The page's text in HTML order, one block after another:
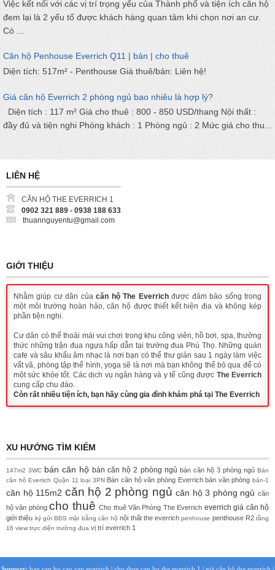
Việc kết nối với các vị trí trọng yếu của Thành phố và tiện ích căn hộ
đem lại là 2 yếu tố được khách hàng quan tâm khi chọn nơi an cư.
Có ...
Căn hộ Penhouse Everrich Q11 | bán | cho thuê
Diện tích: 517m² - Penthouse Giá thuê/bán: Liên hệ!
Giá căn hộ Everrich 2 phòng ngủ bao nhiêu là hợp lý?
Diện tích : 117 m² Giá cho thuê : 800 - 850 USD/thang Nội thất :
đầy đủ và tiện nghi Phòng khách : 1 Phòng ngủ : 2 Mức giá cho thu...
LIÊN HỆ
CĂN HỘ THE EVERRICH 1
0902 321 889 - 0938 188 633
thuannguyentu@gmail.com
GIỚI THIỆU
Nhằm giúp cư dân củacăn hộ The Everrichđược đảm bảo sống trong
một môi trường hoàn hảo, căn hộ được thiết kết hiện địa và không kép
phần tiện nghi.
Cư dân có thể thoải mái vui chơi trong khu công viên, hồ bơi, spa, thưởng
thức những trận đua ngựa hấp dẫn tại trường đua Phú Thọ. Những quán
cafe và sâu khấu âm nhạc là nơi bạn có thể thư giản sau 1 ngày làm việc
vất vã, phòng tập thể hình, yoga sẽ là nơi mà bạn không thể bỏ qua để có
một sức khỏe tốt. Các dịch vụ ngân hàng và y tế cũng được The Everrich
cung cấp chu đáo.
Còn rất nhiều tiện ích, bạn hãy cùng gia đình khám phá tại The Everrich
XU HƯỚNG TÌM KIẾM
147m2 3WC bán căn hộ bán căn hộ 2 phòng ngủ bán căn hộ 3 phòng ngủ Bán
căn hô Everrich Quận 11 loại 3PN Bán căn hộ văn phòng Everrich bán văn phòng bán-1
căn hộ 115m2 căn hộ 2 phòng ngủ căn hộ 3 phòng ngủ căn
hộ văn phòng cho thuê Cho thuê Văn Phòng The Everrich everrich giá căn hộ
giới thiệu ký gửi BĐS mặt bằng căn hộ nội thất the everrich penhouse penthouse R2 tầng
16 view trực diện trường đua vị trí everrich 1